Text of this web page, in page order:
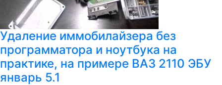
Удаление иммобилайзера без
программатора и ноутбука на
практике, на примере ВАЗ 2110 ЭБУ
январь 5.1